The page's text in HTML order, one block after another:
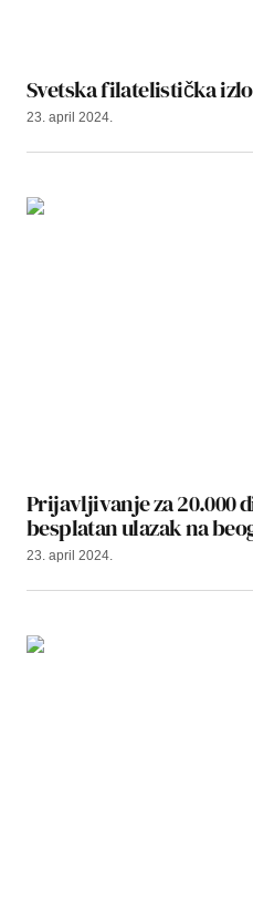
Svetska filatelistička
23. april 2024.
Prijavljivanje za 20.000
besplatan ulazak na
23. april 2024.